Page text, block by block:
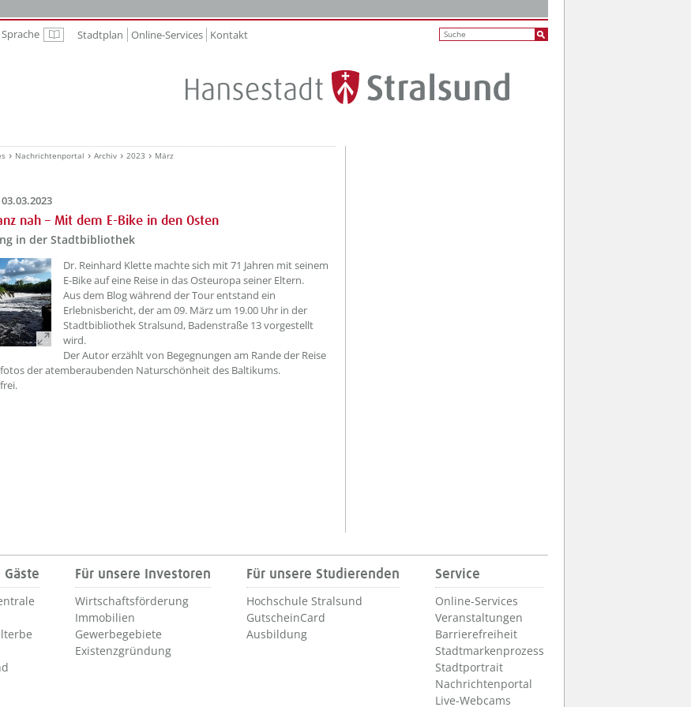
Leichte Sprache
Stadtplan Online-Services Kontakt
Nachrichtenportal Archiv 2023 März
nah – Mit dem E-Bike in den Osten
in der Stadtbibliothek
??? absaetzeOben[1]/titel ???
Dr. Reinhard Klette machte sich mit 71 Jahren mit seinem
E-Bike auf eine Reise in das Osteuropa seiner Eltern.
Aus dem Blog während der Tour entstand ein
Erlebnisbericht, der am 09. März um 19.00 Uhr in der
Stadtbibliothek Stralsund, Badenstraße 13 vorgestellt
wird.
Der Autor erzählt von Begegnungen am Rande der Reise
der atemberaubenden Naturschönheit des Baltikums.
Gäste Für unsere Investoren
Wirtschaftsförderung
Immobilien
Gewerbegebiete
Existenzgründung
Für unsere Studierenden
Hochschule Stralsund
GutscheinCard
Ausbildung
Service
Online-Services
Veranstaltungen
Barrierefreiheit
Stadtmarkenprozess
Stadtportrait
Nachrichtenportal
Live-Webcams